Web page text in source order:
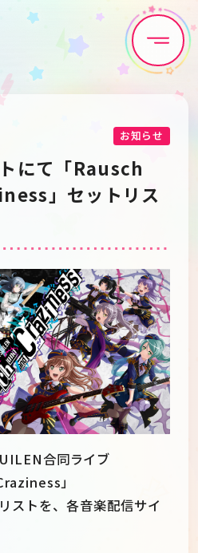
News
Discography
Anime
About
お知らせ
にて「Rausch
」セットリス
合同ライブ
」
ストを、各音楽配信サイ